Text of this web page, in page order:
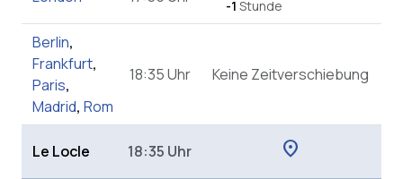
-1 Stunde
Berlin,
Frankfurt,
Paris,
Madrid, Rom
18:35 Uhr Keine Zeitverschiebung
Le Locle 18:35 Uhr location_on